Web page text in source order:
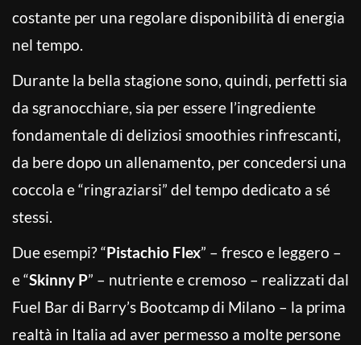
costante per una regolare disponibilità di energia
nel tempo.
Durante la bella stagione sono, quindi, perfetti sia
da sgranocchiare, sia per essere l’ingrediente
fondamentale di deliziosi smoothies rinfrescanti,
da bere dopo un allenamento, per concedersi una
coccola e “ringraziarsi” del tempo dedicato a sé
stessi.
Due esempi? “Pistachio Flex” – fresco e leggero –
e “Skinny P” – nutriente e cremoso – realizzati dal
Fuel Bar di Barry’s Bootcamp di Milano – la prima
realtà in Italia ad aver permesso a molte persone